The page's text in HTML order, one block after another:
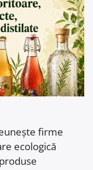
firme
ecologică